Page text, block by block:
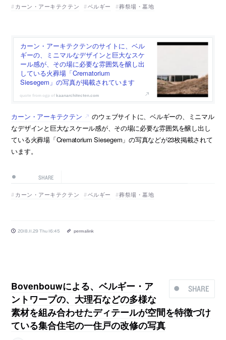
カーン・アーキテクテン
ベルギー 葬祭場・墓地
カーン・アーキテクテンのサイトに、ベル
ギーの、ミニマルなデザインと巨大なスケ
ール感が、その場に必要な雰囲気を醸し出
している火葬場「Crematorium
Siesegem」の写真が掲載されています
kaanarchitecten.com
カーン・アーキテクテン
のウェブサイトに、ベルギーの、ミニマル
なデザインと巨大なスケール感が、その場に必要な雰囲気を醸し出し
ている火葬場「Crematorium Siesegem」の写真などが23枚掲載されて
います。
SHARE
カーン・アーキテクテン ベルギー 葬祭場・墓地
2018.11.29 Thu 16:45 permalink
SHARE
Bovenbouwによる、ベルギー・ア
ントワープの、大理石などの多様な
素材を組み合わせたディテールが空間を特徴づけ
ている集合住宅の一住戸の改修の写真